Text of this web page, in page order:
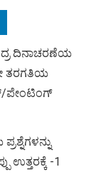
ದಿನಾಚರಣೆಯ
ತರಗತಿಯ
ಪೇಂಟಿಂಗ್
ಉತ್ತರಕ್ಕೆ -1